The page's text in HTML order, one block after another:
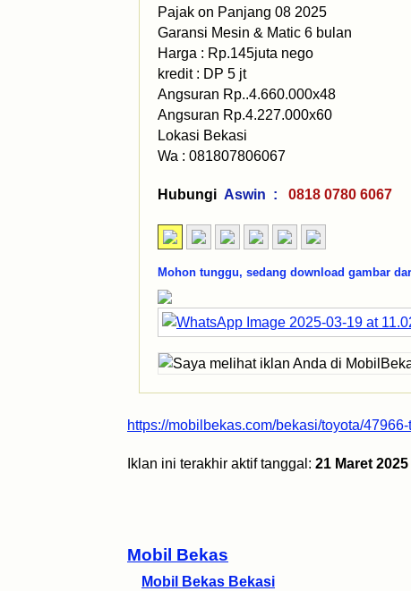
Mobil Bekas
Mobil Bekas Bekasi
Pajak on Panjang 08 2025
Garansi Mesin & Matic 6 bulan
Harga : Rp.145juta nego
kredit : DP 5 jt
Angsuran Rp..4.660.000x48
Angsuran Rp.4.227.000x60
Lokasi Bekasi
Wa : 081807806067
Hubungi Aswin : 0818 0780
Mohon tunggu, sedang download gambar
https://mobilbekas.com/bekasi/toyota/
Iklan ini terakhir aktif tanggal: 21 Maret 2025